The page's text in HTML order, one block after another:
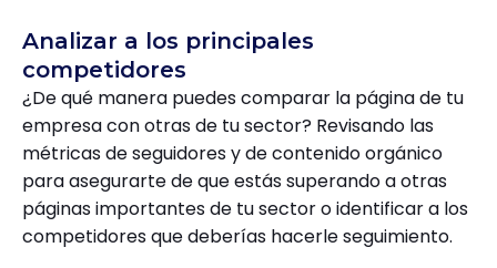
Analizar a los principales
competidores
¿De qué manera puedes comparar la página de tu
empresa con otras de tu sector? Revisando las
métricas de seguidores y de contenido orgánico
para asegurarte de que estás superando a otras
páginas importantes de tu sector o identificar a los
competidores que deberías hacerle seguimiento.